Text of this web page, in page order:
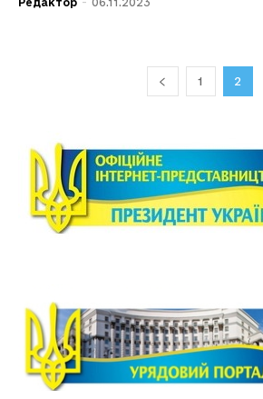
Редактор - 06.11.2023
1 2